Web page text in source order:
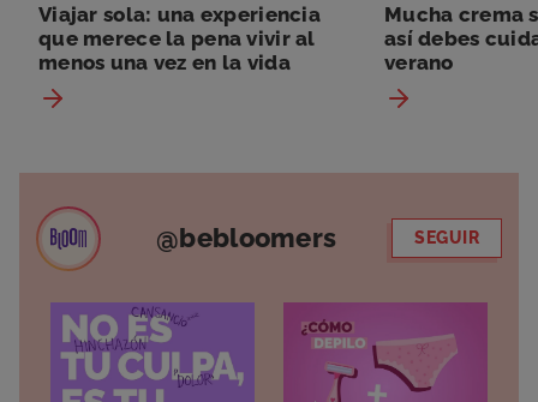
Viajar sola: una experiencia
que merece la pena vivir al
menos una vez en la vida
Mucha crema
así debes
verano
@bebloomers SEGUIR